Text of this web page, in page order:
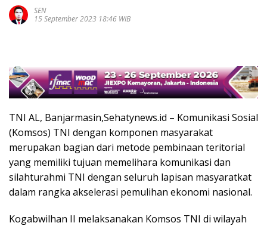
SEN
15 September 2023 18:46 WIB
TNI AL, Banjarmasin,Sehatynews.id – Komunikasi Sosial
(Komsos) TNI dengan komponen masyarakat
merupakan bagian dari metode pembinaan teritorial
yang memiliki tujuan memelihara komunikasi dan
silahturahmi TNI dengan seluruh lapisan masyaratkat
dalam rangka akselerasi pemulihan ekonomi nasional.
Kogabwilhan II melaksanakan Komsos TNI di wilayah